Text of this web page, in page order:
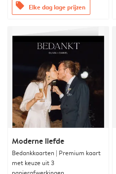
offers Elke dag lage prijzen
Moderne liefde
Bedankkaarten | Premium kaart
met keuze uit 3